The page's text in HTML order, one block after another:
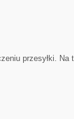
przesyłki.